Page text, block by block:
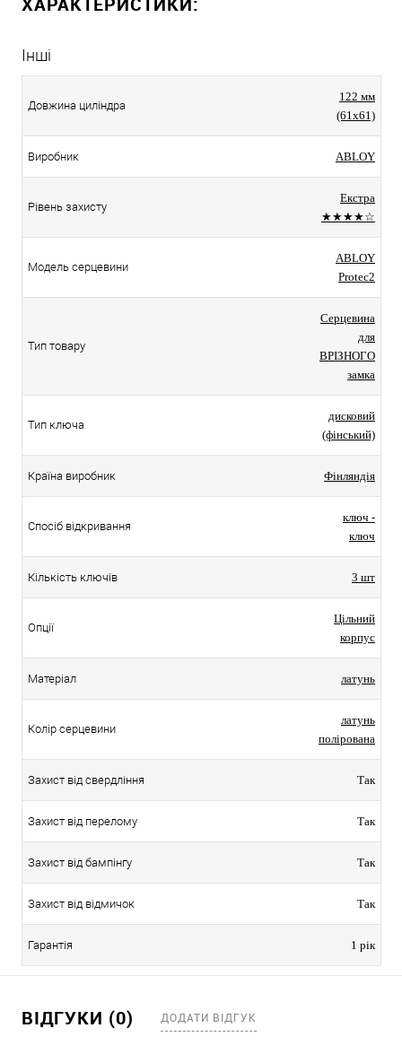
Інші
Довжина циліндра
122 мм
(61x61)
Виробник ABLOY
Рівень захисту
Екстра
★★★★☆
Модель серцевини
ABLOY
Protec2
Тип товару
Серцевина
для
ВРІЗНОГО
замка
Тип ключа
дисковий
(фінський)
Країна виробник Фінляндія
Спосіб відкривання
ключ -
ключ
Кількість ключів 3 шт
Опції
Цільний
корпус
Матеріал латунь
Колір серцевини
латунь
полірована
Захист від свердління Так
Захист від перелому Так
Захист від бампінгу Так
Захист від відмичок Так
Гарантія 1 рік
ВІДГУКИ (0) ДОДАТИ ВІДГУК